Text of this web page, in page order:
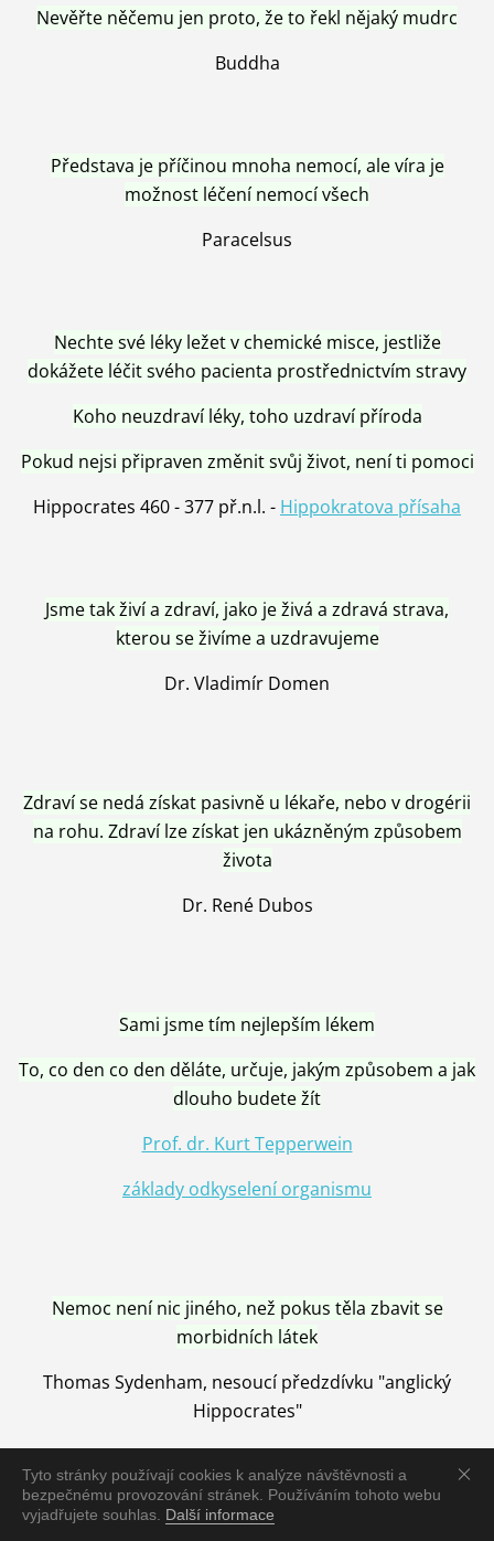
Tyto stránky používají cookies k analýze návštěvnosti a
bezpečnému provozování stránek. Používáním tohoto webu
vyjadřujete souhlas. Další informace
Nevěřte něčemu jen proto, že to řekl nějaký mudrc
Buddha
Představa je příčinou mnoha nemocí, ale víra je
možnost léčení nemocí všech
Paracelsus
Nechte své léky ležet v chemické misce, jestliže
dokážete léčit svého pacienta prostřednictvím stravy
Koho neuzdraví léky, toho uzdraví příroda
Pokud nejsi připraven změnit svůj život, není ti pomoci
Hippocrates 460 - 377 př.n.l. - Hippokratova přísaha
Jsme tak živí a zdraví, jako je živá a zdravá strava,
kterou se živíme a uzdravujeme
Dr. Vladimír Domen
Zdraví se nedá získat pasivně u lékaře, nebo v drogérii
na rohu. Zdraví lze získat jen ukázněným způsobem
života
Dr. René Dubos
Sami jsme tím nejlepším lékem
To, co den co den děláte, určuje, jakým způsobem a jak
dlouho budete žít
Prof. dr. Kurt Tepperwein
základy odkyselení organismu
Nemoc není nic jiného, než pokus těla zbavit se
morbidních látek
Thomas Sydenham, nesoucí předzdívku "anglický
Hippocrates"
Nemoc je vyléčena jen pomocí Přírody, neutralizací a